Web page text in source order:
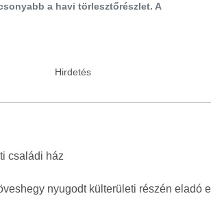
a havi törlesztőrészlet. A
családi ház
nyugodt külterületi részén eladó